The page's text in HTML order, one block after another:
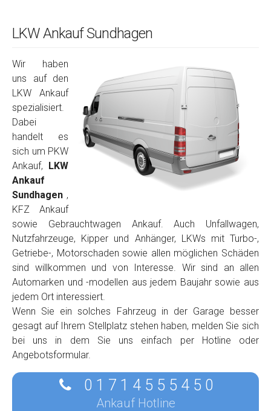
LKW Ankauf Sundhagen
Wir haben
uns auf den
LKW Ankauf
spezialisiert.
Dabei
handelt es
sich um PKW
Ankauf,
LKW
Ankauf
Sundhagen ,
KFZ Ankauf
sowie Gebrauchtwagen Ankauf. Auch Unfallwagen,
Nutzfahrzeuge, Kipper und Anhänger, LKWs mit Turbo-,
Getriebe-, Motorschaden sowie allen möglichen Schäden
sind willkommen und von Interesse. Wir sind an allen
Automarken und -modellen aus jedem Baujahr sowie aus
jedem Ort interessiert.
Wenn Sie ein solches Fahrzeug in der Garage besser
gesagt auf Ihrem Stellplatz stehen haben, melden Sie sich
bei uns in dem Sie uns einfach per Hotline oder
Angebotsformular.
0 1 7 1 4 5 5 5 4 5 0
Ankauf Hotline